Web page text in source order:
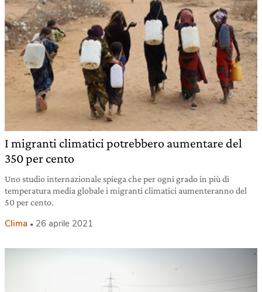
I migranti climatici potrebbero aumentare del
350 per cento
Uno studio internazionale spiega che per ogni grado in più di
temperatura media globale i migranti climatici aumenteranno del
50 per cento.
Clima 26 aprile 2021